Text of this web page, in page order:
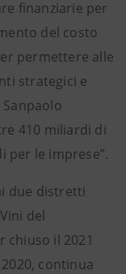
finanziarie per
del costo
permettere alle
strategici e
Sanpaolo
410 miliardi di
per le imprese”.
due distretti
del
chiuso il 2021
continua